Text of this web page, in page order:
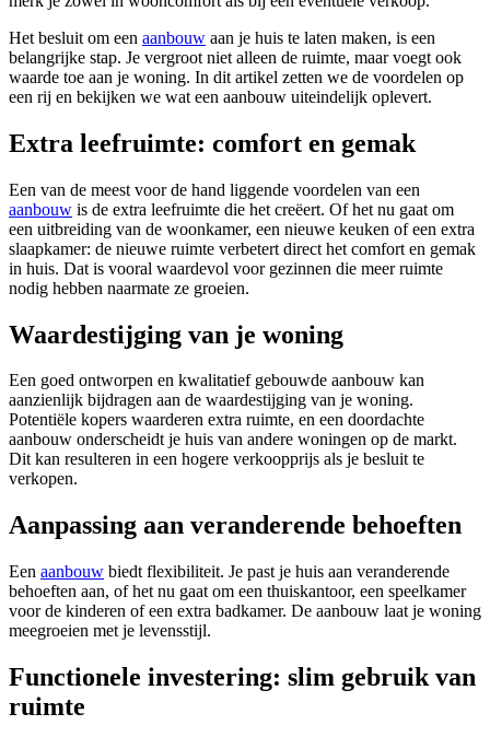
Het besluit om een aanbouw aan je huis te laten maken, is een
belangrijke stap. Je vergroot niet alleen de ruimte, maar voegt ook
waarde toe aan je woning. In dit artikel zetten we de voordelen op
een rij en bekijken we wat een aanbouw uiteindelijk oplevert.
Extra leefruimte: comfort en gemak
Een van de meest voor de hand liggende voordelen van een
aanbouw is de extra leefruimte die het creëert. Of het nu gaat om
een uitbreiding van de woonkamer, een nieuwe keuken of een extra
slaapkamer: de nieuwe ruimte verbetert direct het comfort en gemak
in huis. Dat is vooral waardevol voor gezinnen die meer ruimte
nodig hebben naarmate ze groeien.
Waardestijging van je woning
Een goed ontworpen en kwalitatief gebouwde aanbouw kan
aanzienlijk bijdragen aan de waardestijging van je woning.
Potentiële kopers waarderen extra ruimte, en een doordachte
aanbouw onderscheidt je huis van andere woningen op de markt.
Dit kan resulteren in een hogere verkoopprijs als je besluit te
verkopen.
Aanpassing aan veranderende behoeften
Een aanbouw biedt flexibiliteit. Je past je huis aan veranderende
behoeften aan, of het nu gaat om een thuiskantoor, een speelkamer
voor de kinderen of een extra badkamer. De aanbouw laat je woning
meegroeien met je levensstijl.
Functionele investering: slim gebruik van
ruimte